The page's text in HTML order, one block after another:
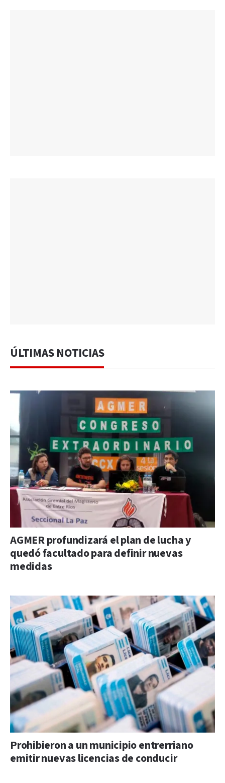
ÚLTIMAS NOTICIAS
AGMER profundizará el plan de lucha y
quedó facultado para definir nuevas
medidas
Prohibieron a un municipio entrerriano
emitir nuevas licencias de conducir